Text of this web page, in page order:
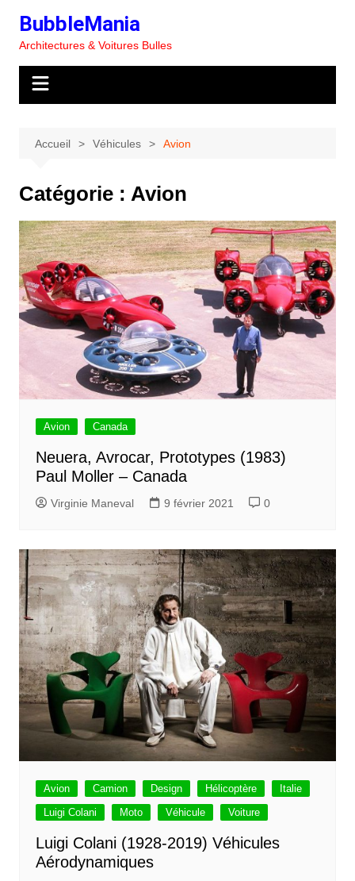
contenu
BubbleMania
Architectures & Voitures Bulles
Accueil Véhicules Avion
Catégorie : Avion
Avion Canada
Neuera, Avrocar, Prototypes (1983)
Paul Moller – Canada
Virginie Maneval 9 février 2021 0
Avion Camion Design Hélicoptère
Italie
Luigi Colani
Moto Véhicule Voiture
Luigi Colani (1928-2019) Véhicules
Aérodynamiques